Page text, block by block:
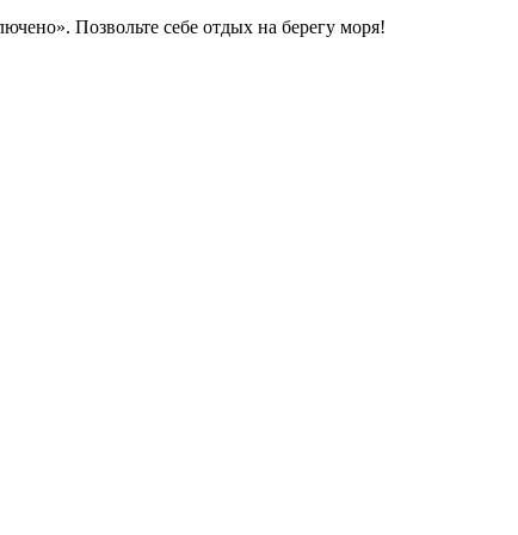
Позвольте себе отдых на берегу моря!